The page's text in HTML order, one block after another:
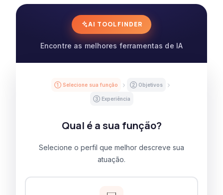
AI TOOL FINDER
Encontre as melhores ferramentas de IA
① Selecione sua função ② Objetivos
③ Experiência
Qual é a sua função?
Selecione o perfil que melhor descreve sua
atuação.